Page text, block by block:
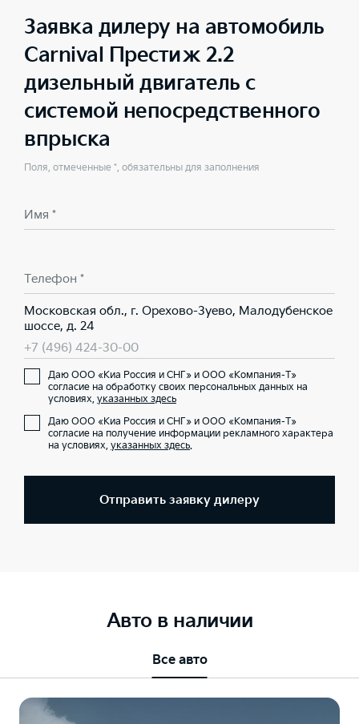
Заявка дилеру на автомобиль
Carnival Престиж 2.2
дизельный двигатель с
системой непосредственного
впрыска
Поля, отмеченные *, обязательны для заполнения
Имя *
Телефон *
Московская обл., г. Орехово-Зуево, Малодубенское
шоссе, д. 24
+7 (496) 424-30-00
Даю ООО «Киа Россия и СНГ» и ООО «Компания-Т»
согласие на обработку своих персональных данных на
условиях, указанных здесь
Даю ООО «Киа Россия и СНГ» и ООО «Компания-Т»
согласие на получение информации рекламного характера
на условиях, указанных здесь.
Отправить заявку дилеру
Авто в наличии
Все авто